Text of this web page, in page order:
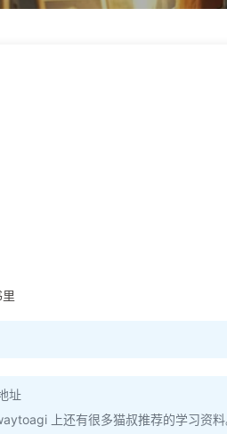
址
上还有很多猫叔推荐的学习资料